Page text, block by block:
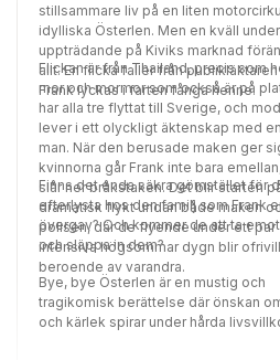
stillsammare liv på en liten
idylliska Österlen. Men en kväll
uppträdande på Kiviks marknad
allt. En flicka faller från
Frank lyckas i farten fånga henne.
Flickan är från Thailand, precis som
mor och mormor som också är på
har alla tre flyttat till Sverige, och
lever i ett olyckligt äktenskap med
man. När den berusade maken ger
kvinnorna går Frank inte bara
slår ner bråkstaken. Det blir starten
dramatisk flykt undan både maken
polisen, där de flyende under ett par
intensiva högsommar dygn blir
beroende av varandra.
Finns det enda säkra gömstället för
efterlysta hos den familj som Frank
övergav? Och kommer de att ta
och släppa in dem?
Bye, bye Österlen är en mustig och
tragikomisk berättelse där önskan
och kärlek spirar under hårda